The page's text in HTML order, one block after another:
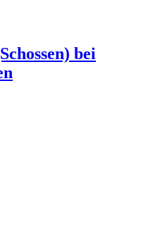
bei